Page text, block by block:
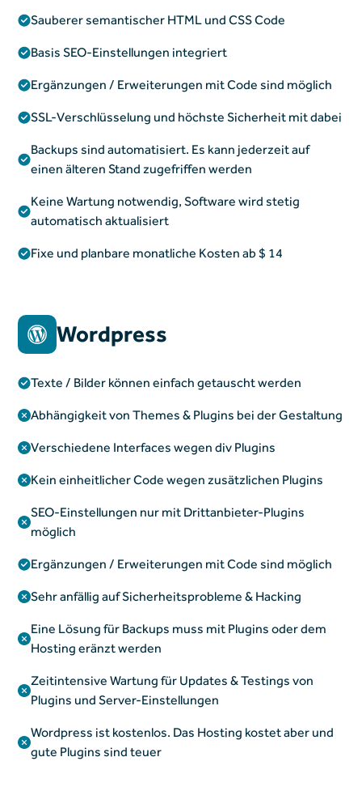
Sauberer semantischer HTML und CSS Code
Basis SEO-Einstellungen integriert
Ergänzungen / Erweiterungen mit Code sind möglich
SSL-Verschlüsselung und höchste Sicherheit mit dabei
Backups sind automatisiert. Es kann jederzeit auf
einen älteren Stand zugefriffen werden
Keine Wartung notwendig, Software wird stetig
automatisch aktualisiert
Fixe und planbare monatliche Kosten ab $ 14
Wordpress
Texte / Bilder können einfach getauscht werden
Abhängigkeit von Themes & Plugins bei der Gestaltung
Verschiedene Interfaces wegen div Plugins
Kein einheitlicher Code wegen zusätzlichen Plugins
SEO-Einstellungen nur mit Drittanbieter-Plugins
möglich
Ergänzungen / Erweiterungen mit Code sind möglich
Sehr anfällig auf Sicherheitsprobleme & Hacking
Eine Lösung für Backups muss mit Plugins oder dem
Hosting eränzt werden
Zeitintensive Wartung für Updates & Testings von
Plugins und Server-Einstellungen
Wordpress ist kostenlos. Das Hosting kostet aber und
gute Plugins sind teuer